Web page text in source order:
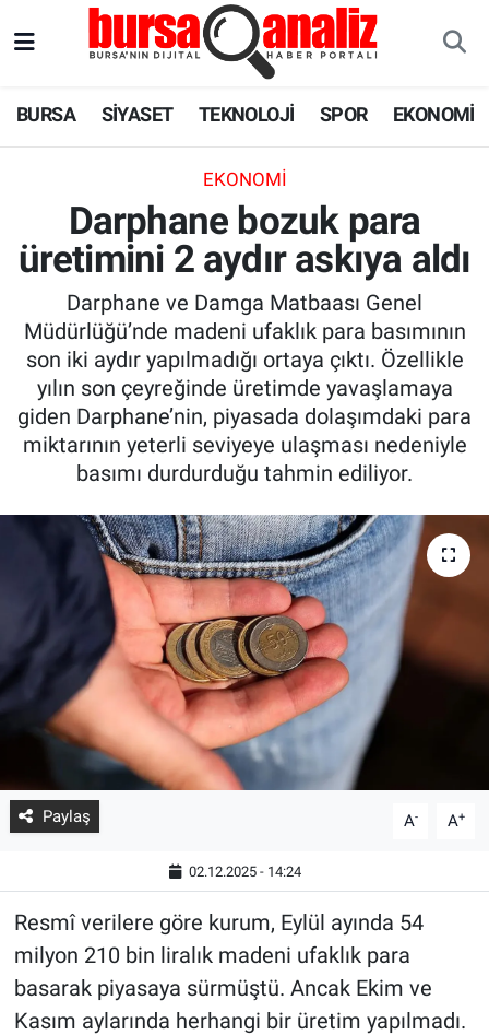
BURSA SİYASET TEKNOLOJİ SPOR EKONOMİ
EKONOMI
Darphane bozuk para
üretimini 2 aydır askıya aldı
Darphane ve Damga Matbaası Genel
Müdürlüğü’nde madeni ufaklık para basımının
son iki aydır yapılmadığı ortaya çıktı. Özellikle
yılın son çeyreğinde üretimde yavaşlamaya
giden Darphane’nin, piyasada dolaşımdaki para
miktarının yeterli seviyeye ulaşması nedeniyle
basımı durdurduğu tahmin ediliyor.
Paylaş A- A+
02.12.2025 - 14:24
Resmî verilere göre kurum, Eylül ayında 54
milyon 210 bin liralık madeni ufaklık para
basarak piyasaya sürmüştü. Ancak Ekim ve
Kasım aylarında herhangi bir üretim yapılmadı.
SPOR
EKONOMİ
SAĞLIK
ASTROLOJİ
BLOG
Süper Lig Puan Durumu ve Fikstür
Tüm Manşetler
Son Dakika Haberleri
Haber Arşivi